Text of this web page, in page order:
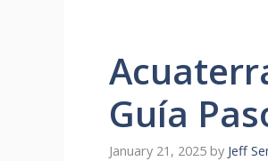
Guía
January 21, 2025 by Jeff